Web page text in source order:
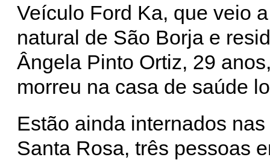
Veículo Ford Ka, que veio
natural de São Borja e
Ângela Pinto Ortiz, 29
morreu na casa de saúde
Estão ainda internados
Santa Rosa, três pessoas